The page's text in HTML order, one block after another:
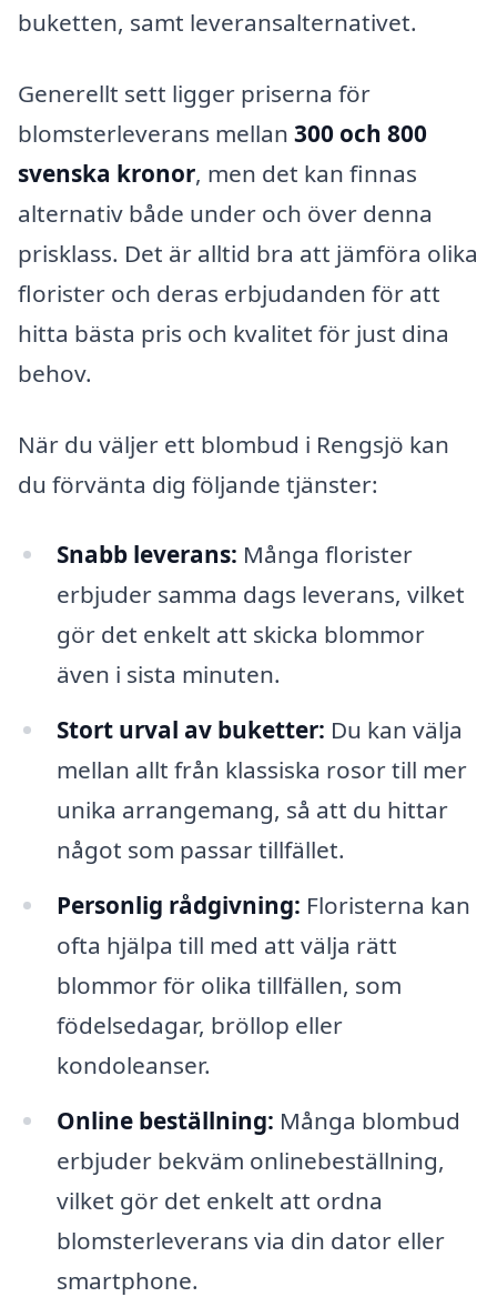
buketten, samt leveransalternativet.
Generellt sett ligger priserna för
blomsterleverans mellan 300 och 800
svenska kronor, men det kan finnas
alternativ både under och över denna
prisklass. Det är alltid bra att jämföra olika
florister och deras erbjudanden för att
hitta bästa pris och kvalitet för just dina
behov.
När du väljer ett blombud i Rengsjö kan
du förvänta dig följande tjänster:
Snabb leverans: Många florister
erbjuder samma dags leverans, vilket
gör det enkelt att skicka blommor
även i sista minuten.
Stort urval av buketter: Du kan välja
mellan allt från klassiska rosor till mer
unika arrangemang, så att du hittar
något som passar tillfället.
Personlig rådgivning: Floristerna kan
ofta hjälpa till med att välja rätt
blommor för olika tillfällen, som
födelsedagar, bröllop eller
kondoleanser.
Online beställning: Många blombud
erbjuder bekväm onlinebeställning,
vilket gör det enkelt att ordna
blomsterleverans via din dator eller
smartphone.